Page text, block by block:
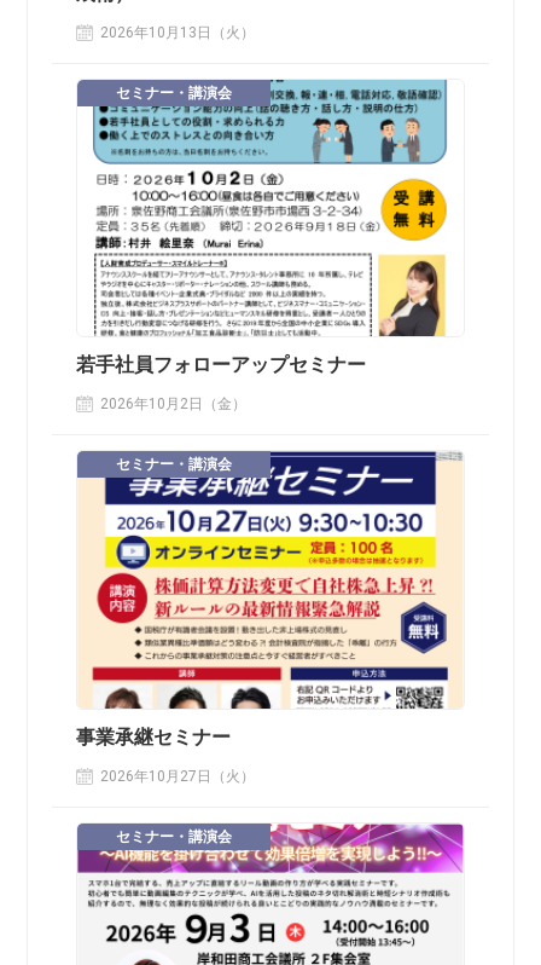
2026年10月13日（火）
セミナー・講演会
若手社員フォローアップセミナー
2026年10月2日（金）
セミナー・講演会
事業承継セミナー
2026年10月27日（火）
セミナー・講演会